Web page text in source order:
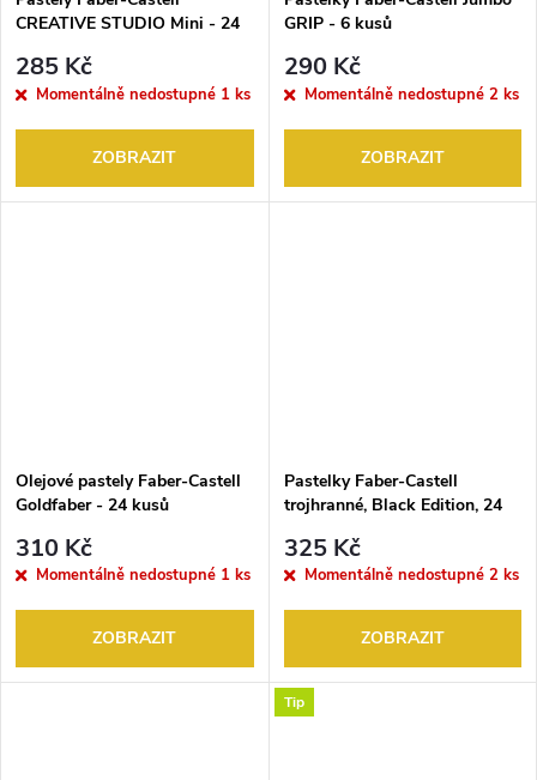
CREATIVE STUDIO Mini - 24
285 Kč
Momentálně nedostupné 1 ks
ZOBRAZIT
GRIP - 6 kusů
290 Kč
Momentálně nedostupné 2 ks
ZOBRAZIT
Olejové pastely Faber-Castell
Goldfaber - 24 kusů
310 Kč
Momentálně nedostupné 1 ks
ZOBRAZIT
Pastelky Faber-Castell
trojhranné, Black Edition, 24
325 Kč
Momentálně nedostupné 2 ks
ZOBRAZIT
Tip